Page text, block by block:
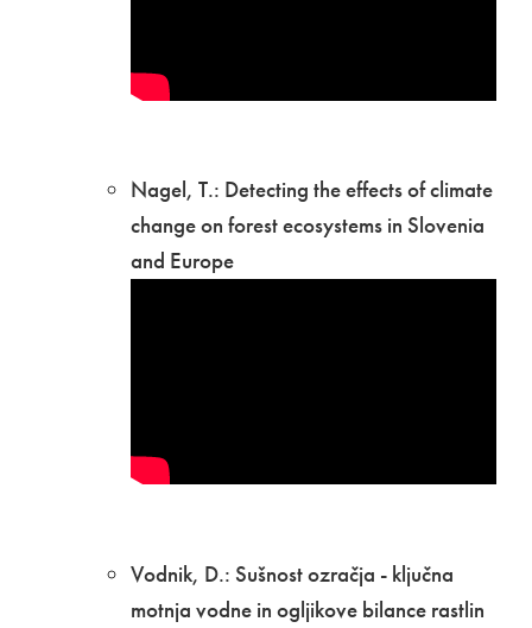
Nagel, T.: Detecting the effects of climate
change on forest ecosystems in Slovenia
and Europe
Vodnik, D.: Sušnost ozračja - ključna
motnja vodne in ogljikove bilance rastlin